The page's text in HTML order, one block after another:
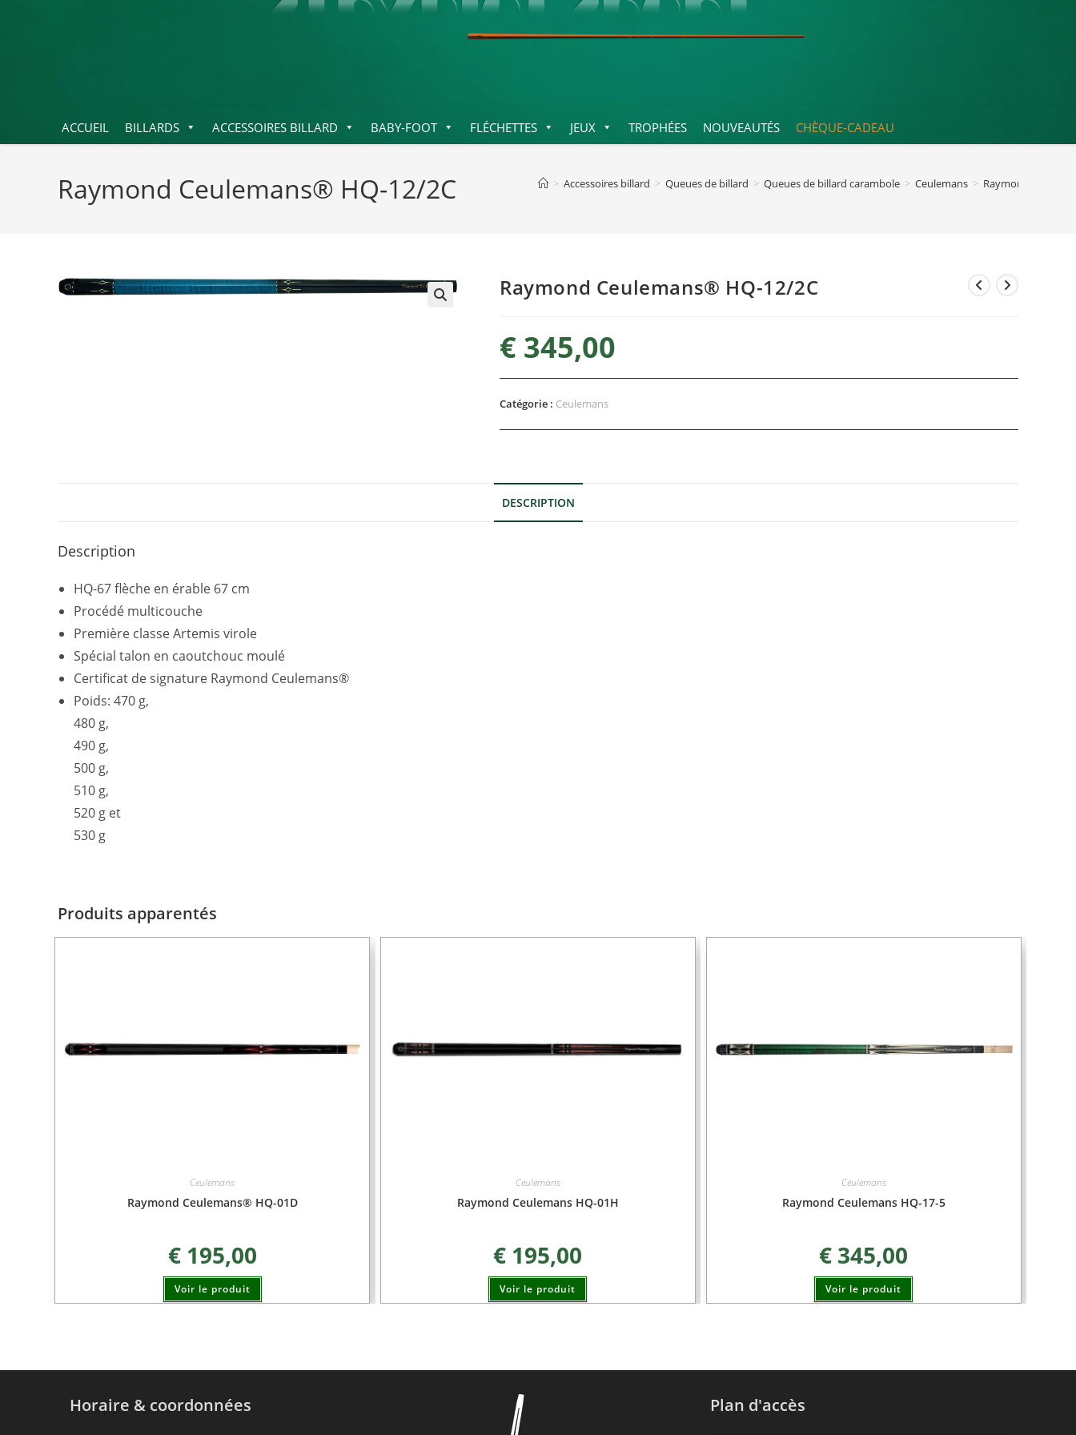
ACCUEIL BILLARDS ACCESSOIRES BILLARD BABY-FOOT FLÉCHETTES JEUX TROPHÉES NOUVEAUTÉS CHÈQUE-CADEAU
Raymond Ceulemans® HQ-12/2C > Accessoires billard > Queues de billard > Queues de billard carambole > Ceulemans > Raymond
Raymond Ceulemans® HQ-12/2C
€ 345,00
Catégorie : Ceulemans
DESCRIPTION
Description
HQ-67 flèche en érable 67 cm
Procédé multicouche
Première classe Artemis virole
Spécial talon en caoutchouc moulé
Certificat de signature Raymond Ceulemans®
Poids: 470 g,
480 g,
490 g,
500 g,
510 g,
520 g et
530 g
Produits apparentés
Ceulemans
Raymond Ceulemans® HQ-01D
€195,00
Voir le produit
Ceulemans
Raymond Ceulemans HQ-01H
€ 195,00
Voir le produit
Ceulemans
Raymond Ceulemans HQ-17-5
€ 345,00
Voir le produit
Horaire & coordonnées Plan d'accès